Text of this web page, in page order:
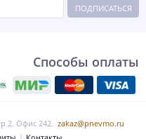
бетоноломы mw728
задач, их рабочие также
причине выхода инструмента
ARCHIMEDES mw728 по праву
к пневматическим
ПОДПИСАТЬСЯ
Способы оплаты
2. Офис 242. zakaz@pnevmo.ru